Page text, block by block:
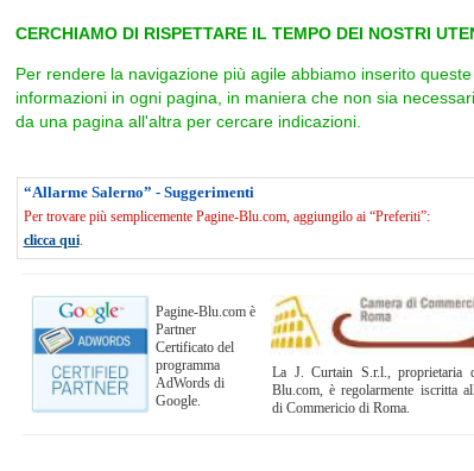
CERCHIAMO DI RISPETTARE IL TEMPO DEI NOSTRI
Per rendere la navigazione più agile abbiamo inserito
informazioni in ogni pagina, in maniera che non sia
da una pagina all'altra per cercare indicazioni.
“Allarme Salerno” - Suggerimenti
Per trovare più semplicemente Pagine-Blu.com, aggiungilo ai “Preferiti”:
clicca qui.
Pagine-Blu.com è
Partner
Certificato del
programma
AdWords di
Google.
La J. Curtain S.r.l., proprietaria
Blu.com, è regolarmente iscritta
di Commericio di Roma.